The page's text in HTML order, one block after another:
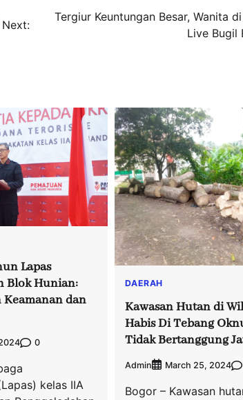
Next:
Tergiur Keuntungan Besar, Wanita
Live Bugil
Lapas
Blok Hunian:
Keamanan dan
0
kelas IIA
DAERAH
Kawasan Hutan di
Habis Di Tebang
Tidak Bertanggung
Admin March 25, 2024
Bogor – Kawasan